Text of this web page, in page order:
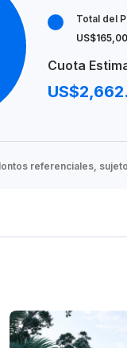
Total del
Cuota
referenciales,